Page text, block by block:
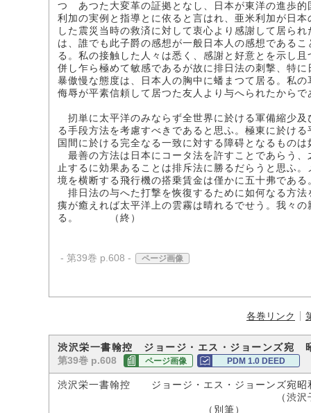
つゝあつた大変革の証拠となし、日本が東洋の進歩
利加の実例と指導とに依ると言はれ、亜米利加が日
した震災当時の救済に対して衷心より感謝して居ら
は、誰でも此子爵の感想が一般日本人の感想である
る。私の接触した人々は悉く、感謝と好意とを示し
併し乍ら極めて敏感であるが故に排日法の刺撃、特
暴傲慢な態度は、日本人の胸中に蟠まつて居る。私
侮辱が平素信頼して居つた友人より与へられたからで
扨単に太平洋のみならず全世界に於ける軍備縮少
る手段方法を考慮すべきであると思ふ。極東に於け
国間に於ける完全なる一致に対する障碍となるもの
最善の方法は日本にコータ法を許すことであらう
止するに効果あることは排斥法に勝るだらうと思ふ
境を横断する飛行機の搭乗賃金は僅かに五十弗である
排日法の与へた打撃を恢復するために如何なる方
痍が癒えれば太平洋上の雲霧は晴れるでせう。我々
る。 （終）
- 第39巻 p.608 - ページ画像
各巻リンク
渋沢栄一書翰控 ジョージ・エス・ジョーンズ宛
第39巻 p.608 ページ画像 PDM 1.0 DEED
渋沢栄一書翰控 ジョージ・エス・ジョーンズ宛昭
（渋沢子爵家所
（別筆）